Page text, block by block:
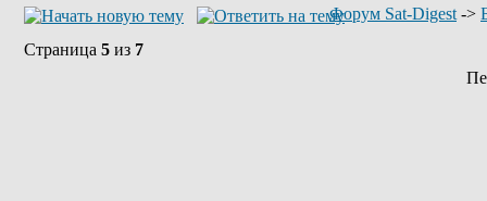
Форум Sat-Digest ->
Страница 5 из 7